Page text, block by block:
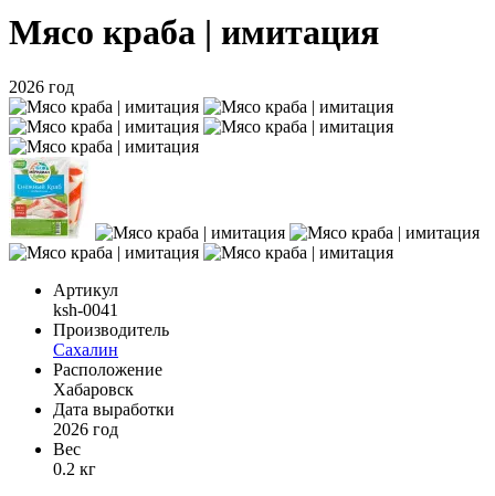
Мясо краба | имитация
2026 год
Артикул
ksh-0041
Производитель
Сахалин
Расположение
Хабаровск
Дата выработки
2026 год
Вес
0.2 кг